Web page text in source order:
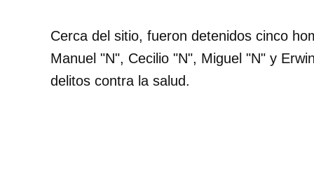
Cerca del sitio, fueron detenidos cinco
Manuel "N", Cecilio "N", Miguel "N" y
delitos contra la salud.